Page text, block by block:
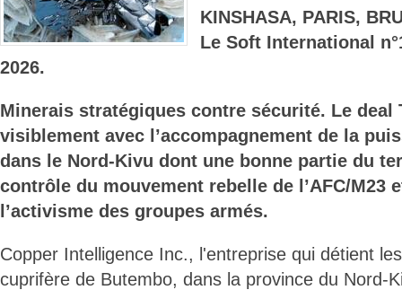
KINSHASA, PARIS,
Le Soft International
2026.
Minerais stratégiques contre sécurité. Le deal
visiblement avec l’accompagnement de la
dans le Nord-Kivu dont une bonne partie du
contrôle du mouvement rebelle de l’AFC/M23
l’activisme des groupes armés.
Copper Intelligence Inc., l'entreprise qui détient
cuprifère de Butembo, dans la province du Nord-